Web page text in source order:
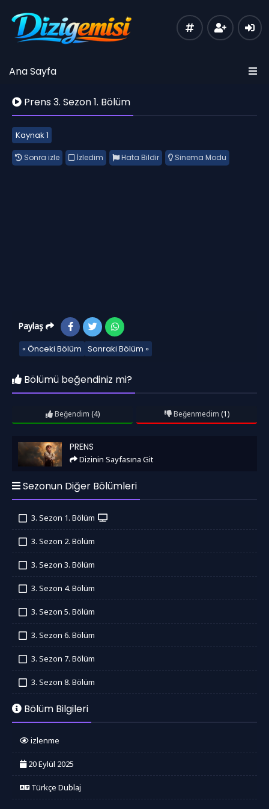
Ana Sayfa
Prens 3. Sezon 1. Bölüm
Kaynak 1
Sonra izle İzledim Hata Bildir Sinema Modu
Paylaş
« Önceki Bölüm Sonraki Bölüm »
Bölümü beğendiniz mi?
Beğendim (4) Beğenmedim (1)
Prens PRENS
Dizinin Sayfasına Git
Sezonun Diğer Bölümleri
3. Sezon 1. Bölüm
3. Sezon 2. Bölüm
3. Sezon 3. Bölüm
3. Sezon 4. Bölüm
3. Sezon 5. Bölüm
3. Sezon 6. Bölüm
3. Sezon 7. Bölüm
3. Sezon 8. Bölüm
Bölüm Bilgileri
izlenme
20 Eylül 2025
Türkçe Dublaj